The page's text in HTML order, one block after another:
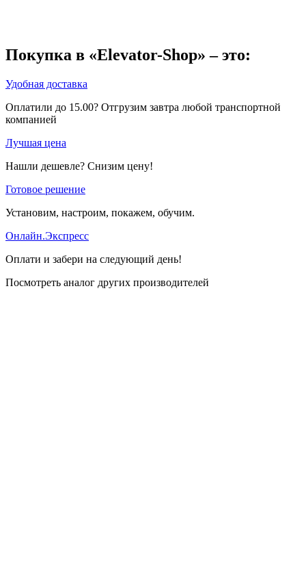
Покупка в «Elevator-Shop» – это:
Удобная доставка
Оплатили до 15.00? Отгрузим завтра любой транспортной
компанией
Лучшая цена
Нашли дешевле? Снизим цену!
Готовое решение
Установим, настроим, покажем, обучим.
Онлайн.Экспресс
Оплати и забери на следующий день!
Посмотреть аналог других производителей